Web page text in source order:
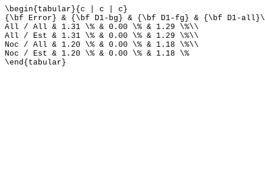
\begin{tabular}{c | c | c}
{\bf Error} & {\bf D1-bg} & {\bf D1-fg} & {\bf D1-
All / All & 1.31 \% & 0.00 \% & 1.29 \%\\
All / Est & 1.31 \% & 0.00 \% & 1.29 \%\\
Noc / All & 1.20 \% & 0.00 \% & 1.18 \%\\
Noc / Est & 1.20 \% & 0.00 \% & 1.18 \%
\end{tabular}